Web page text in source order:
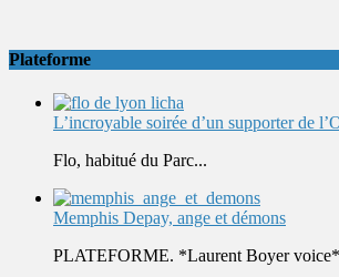
Plateforme
L’incroyable soirée d’un supporter de
Flo, habitué du Parc...
Memphis Depay, ange et démons
PLATEFORME. *Laurent Boyer